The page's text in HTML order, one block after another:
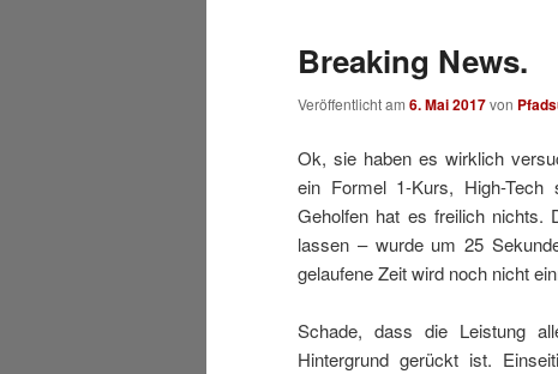
Breaking News.
Veröffentlicht am 6. Mai 2017von
Ok, sie haben es wirklich
ein Formel 1-Kurs, High-
Geholfen hat es freilich nichts.
lassen – wurde um 25
gelaufene Zeit wird noch nicht
Schade, dass die Leistung
Hintergrund gerückt ist.